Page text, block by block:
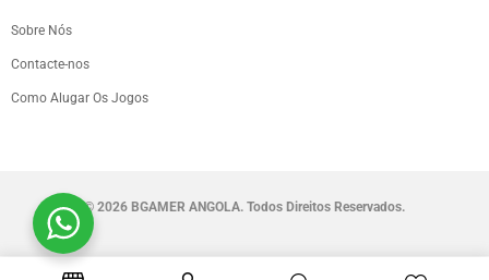
Sobre Nós
Contacte-nos
Como Alugar Os Jogos
© 2026 BGAMER ANGOLA. Todos Direitos Reservados.